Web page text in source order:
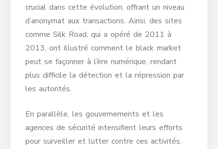
crucial dans cette évolution, offrant un niveau
d’anonymat aux transactions. Ainsi, des sites
comme Silk Road, qui a opéré de 2011 à
2013, ont illustré comment le black market
peut se façonner à l’ère numérique, rendant
plus difficile la détection et la répression par
les autorités.
En parallèle, les gouvernements et les
agences de sécurité intensifient leurs efforts
pour surveiller et lutter contre ces activités.